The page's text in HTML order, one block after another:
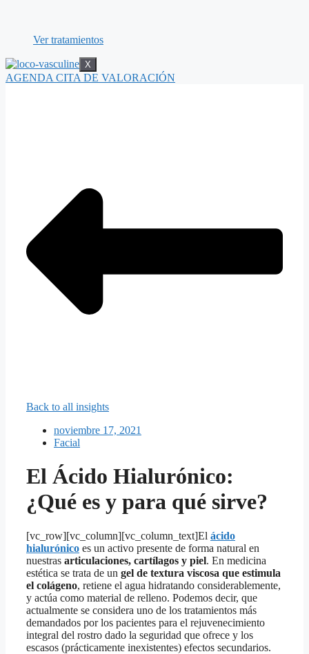
Ver tratamientos
X
AGENDA CITA DE VALORACIÓN
Back to all insights
noviembre 17, 2021
Facial
El Ácido Hialurónico:
¿Qué es y para qué sirve?
[vc_row][vc_column][vc_column_text]El ácido
hialurónico es un activo presente de forma natural en
nuestras articulaciones, cartílagos y piel. En medicina
estética se trata de un gel de textura viscosa que estimula
el colágeno, retiene el agua hidratando considerablemente,
y actúa como material de relleno. Podemos decir, que
actualmente se considera uno de los tratamientos más
demandados por los pacientes para el rejuvenecimiento
integral del rostro dado la seguridad que ofrece y los
escasos (prácticamente inexistentes) efectos secundarios.